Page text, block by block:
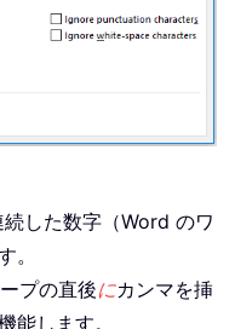
した数字（Word のワ
。
プの直後にカンマを挿
能します。